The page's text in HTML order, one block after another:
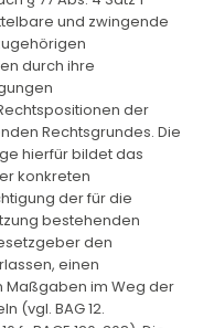
und zwingende
durch ihre
der
Rechtsgrundes. Die
hierfür bildet das
konkreten
der für die
bestehenden
den
einen
Maßgaben im Weg der
(vgl. BAG 12.